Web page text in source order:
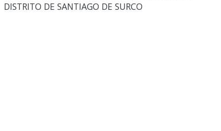
DISTRITO DE SANTIAGO DE SURCO